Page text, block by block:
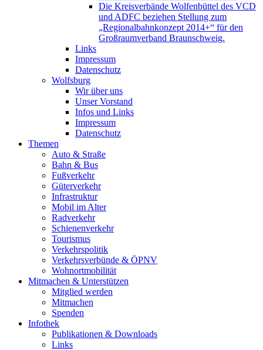
Die Kreisverbände Wolfenbüttel des VCD
und ADFC beziehen Stellung zum
„Regionalbahnkonzept 2014+“ für den
Großraumverband Braunschweig.
Links
Impressum
Datenschutz
Wolfsburg
Wir über uns
Unser Vorstand
Infos und Links
Impressum
Datenschutz
Themen
Auto & Straße
Bahn & Bus
Fußverkehr
Güterverkehr
Infrastruktur
Mobil im Alter
Radverkehr
Schienenverkehr
Tourismus
Verkehrspolitik
Verkehrsverbünde & ÖPNV
Wohnortmobilität
Mitmachen & Unterstützen
Mitglied werden
Mitmachen
Spenden
Infothek
Publikationen & Downloads
Links